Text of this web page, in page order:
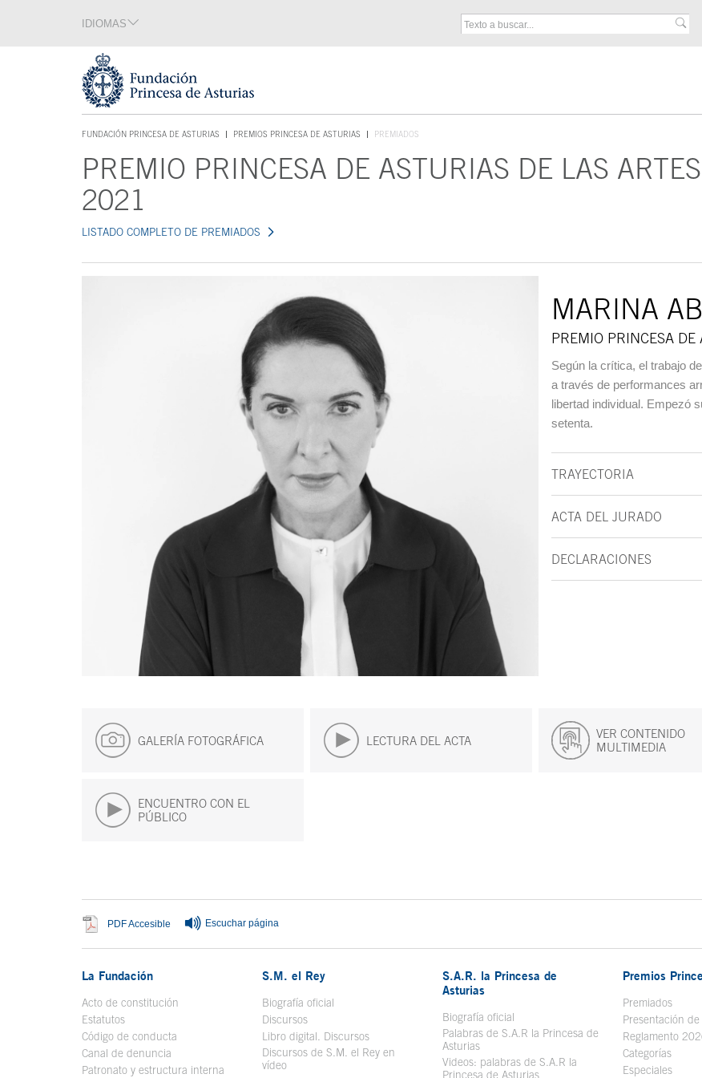
Tecla de acceso 1
IDIOMAS
FUNDACIÓN PRINCESA DE ASTURIAS
TECLA DE ACCESO 1
PREMIOS PRINCESA DE ASTURIAS PREMIADOS
Contenido principalPREMIO PRINCESA DE ASTURIAS DE LAS ARTES
2021
LISTADO COMPLETO DE PREMIADOS
MARINA
PREMIO PRINCESA DE
Según la crítica, el trabajo
a través de performances
libertad individual. Empezó
setenta.
TRAYECTORIA
ACTA DEL JURADO
DECLARACIONES
GALERÍA FOTOGRÁFICA LECTURA DEL ACTA
VER CONTENIDO
MULTIMEDIA
ENCUENTRO CON EL
PÚBLICO
PDF Accesible Se abre en ventana nueva
Escuchar página
La Fundación
Acto de constitución
Estatutos
Código de conducta
Canal de denuncia
Patronato y estructura interna
S.M. el Rey
Biografía oficial
Discursos
Libro digital. DiscursosSe abre en ventana nueva
Discursos de S.M. el Rey en
vídeoSe abre en ventana nueva
S.A.R. la Princesa de
Asturias
Biografía oficial Se abre en ventana nueva
Palabras de S.A.R la Princesa de
Asturias
Videos: palabras de S.A.R la
Princesa de Asturias
Premios
Premiados
Presentación
Reglamento
Categorías
Especiales